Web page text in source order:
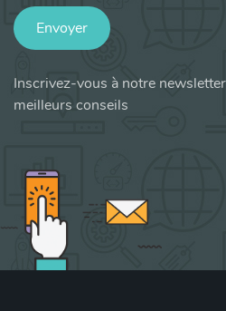
Envoyer
Inscrivez-vous à notre
meilleurs conseils